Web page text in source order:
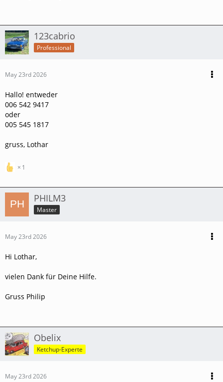
123cabrio
Professional
May 23rd 2026
Hallo! entweder
006 542 9417
oder
005 545 1817
gruss, Lothar
1
PHILM3
Master
May 23rd 2026
Hi Lothar,
vielen Dank für Deine Hilfe.
Gruss Philip
Obelix
Ketchup-Experte
May 23rd 2026